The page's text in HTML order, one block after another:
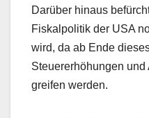
Darüber hinaus
Fiskalpolitik der USA
wird, da ab Ende
Steuererhöhungen
greifen werden.